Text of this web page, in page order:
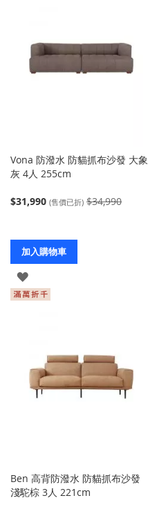
Vona 防潑水 防貓抓布沙發 大象
灰 4人 255cm
$31,990 (售價已折) $34,990
加入購物車
登
入
Ben 高背防潑水 防貓抓布沙發
淺駝棕 3人 221cm